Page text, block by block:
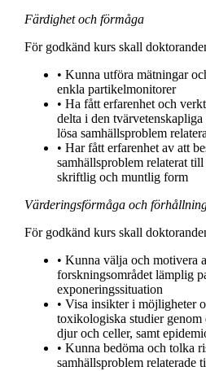
Färdighet och förmåga
För godkänd kurs skall
• Kunna utföra mätningar
enkla partikelmonitorer
• Ha fått erfarenhet och
delta i den
lösa samhällsproblem
• Har fått erfarenhet av att
samhällsproblem relaterat
skriftlig och muntlig form
Värderingsförmåga och
För godkänd kurs skall
• Kunna välja och motivera
forskningsområdet lämplig
exponeringssituation
• Visa insikter i möjligheter
toxikologiska studier genom
djur och celler, samt
• Kunna bedöma och tolka
samhällsproblem relaterade